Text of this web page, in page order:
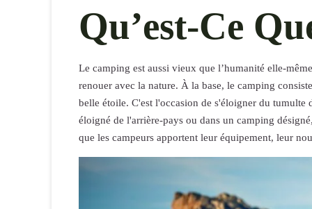
Qu’est-Ce
Le camping est aussi vieux que l’humanité elle-
renouer avec la nature. À la base, le camping
belle étoile. C'est l'occasion de s'éloigner du
éloigné de l'arrière-pays ou dans un camping
que les campeurs apportent leur équipement, leur